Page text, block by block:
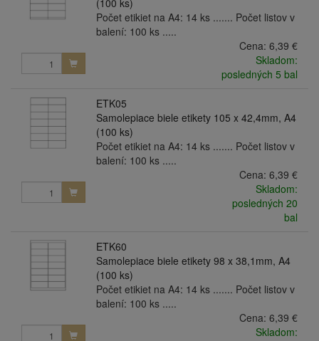
(100 ks)
Počet etikiet na A4: 14 ks ....... Počet listov v
balení: 100 ks .....
Cena: 6,39 €
Skladom:
posledných 5 bal
ETK05
Samolepiace biele etikety 105 x 42,4mm, A4
(100 ks)
Počet etikiet na A4: 14 ks ....... Počet listov v
balení: 100 ks .....
Cena: 6,39 €
Skladom:
posledných 20
bal
ETK60
Samolepiace biele etikety 98 x 38,1mm, A4
(100 ks)
Počet etikiet na A4: 14 ks ....... Počet listov v
balení: 100 ks .....
Cena: 6,39 €
Skladom: